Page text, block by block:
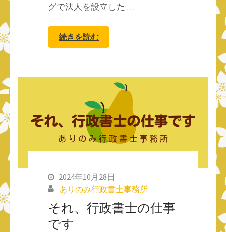
グで法人を設立した …
続きを読む
2024年10月28日
ありのみ行政書士事務所
それ、行政書士の仕事
です